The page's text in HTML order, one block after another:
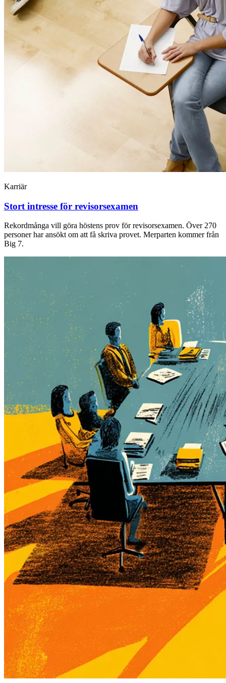
Karriär
Stort intresse för revisorsexamen
Rekordmånga vill göra höstens prov för revisorsexamen. Över 270
personer har ansökt om att få skriva provet. Merparten kommer från
Big 7.